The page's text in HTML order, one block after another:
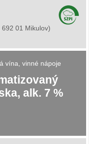
01 Mikulov)
vína, vinné nápoje
alk. 7 %